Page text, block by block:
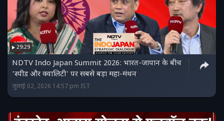
29:29
NDTV Indo Japan Summit 2026: भारत-जापान के बीच
'स्पीड और क्वालिटी' पर सबसे बड़ा महा-मंथन
जुलाई 02, 2026 14:57 pm IST